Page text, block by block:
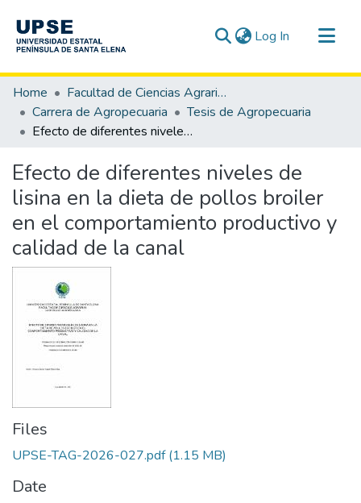
Log In (current)
Communities & Collections
All of DSpace
Statistics
Home
Facultad de Ciencias Agrarias
Carrera de Agropecuaria
Tesis de Agropecuaria
Efecto de diferentes niveles de lisina en la dieta de pollos broiler en el comportamiento productivo y calidad de la canal
Efecto de diferentes niveles de
lisina en la dieta de pollos broiler
en el comportamiento productivo y
calidad de la canal
Files
UPSE-TAG-2026-027.pdf(1.15 MB)
Date